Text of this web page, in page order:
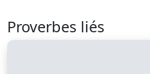
Proverbes liés